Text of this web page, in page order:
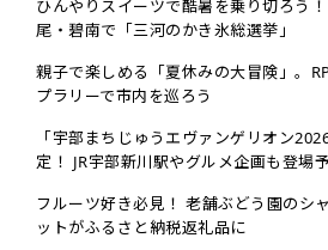
ひんやりスイーツで酷暑を乗り切ろう
尾・碧南で「三河のかき氷総選挙」
親子で楽しめる「夏休みの大冒険」。
プラリーで市内を巡ろう
「宇部まちじゅうエヴァンゲリオン
定！ JR宇部新川駅やグルメ企画も登場
フルーツ好き必見！ 老舗ぶどう園のシ
ットがふるさと納税返礼品に